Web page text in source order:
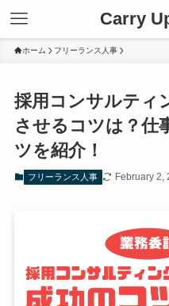
Carry
ホーム フリーランス人事
採用コンサルティ
させるコツは？仕
ツを紹介！
フリーランス人事 February 2,